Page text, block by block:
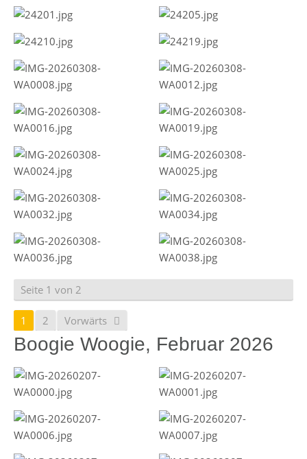
Seite 1 von 2
1 2 Vorwärts
Boogie Woogie, Februar 2026